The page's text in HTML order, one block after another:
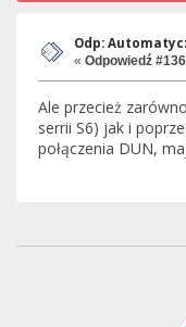
Odp:
« Odpowiedź
Ale przecież
serrii S6) jak i
połączenia DUN,